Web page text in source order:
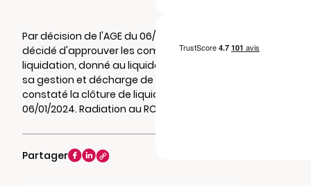
Par décision de l'AGE du 06/01/2024, il a été
décidé d'approuver les comptes de
liquidation, donné au liquidateur , quitus de
sa gestion et décharge de son mandat et
constaté la clôture de liquidation au
06/01/2024. Radiation au RCS de GRENOBLE.
Partager